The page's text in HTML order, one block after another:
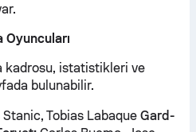
kadrosu, istatistikleri ve
bulunabilir.
Tobias Labaque Gard-